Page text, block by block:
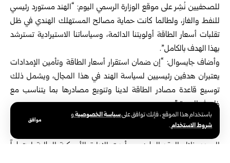
باستخدام هذا الموقع ، فإنك توافق علىسياسة الخصوصيةو
شروط الاستخدام.
موافق
للصحفيين نُشِر على موقع الوزارة الرسمي اليوم: “الهند مستورد رئيسي
للنفط والغاز، ولطالما كانت حماية مصالح المستهلك الهندي في ظل
تقلبات أسعار الطاقة أولويتنا الدائمة، وسياساتنا الاستيرادية تسترشد
بهذا الهدف بالكامل”.
وأضاف جايسوال: “إن ضمان استقرار أسعار الطاقة وتأمين الإمدادات
يعتبران هدفين رئيسيين لسياسة الهند في هذا المجال، ويشمل ذلك
توسيع قاعدة مصادر الطاقة لدينا وتنويع مصادرها بما يتناسب مع
ظروف السوق”.
وقال: “أما بالنسبة للولايات المتحدة، فقد سعينا لسنوات عديدة إلى
توسيع نطاق مشترياتنا من الطاقة، وقد أحرزنا تقدماً مطرداً في هذا
الصدد خلال العقد الماضي، وأبدت الإدارة الأميركية الحالية اهتماماً